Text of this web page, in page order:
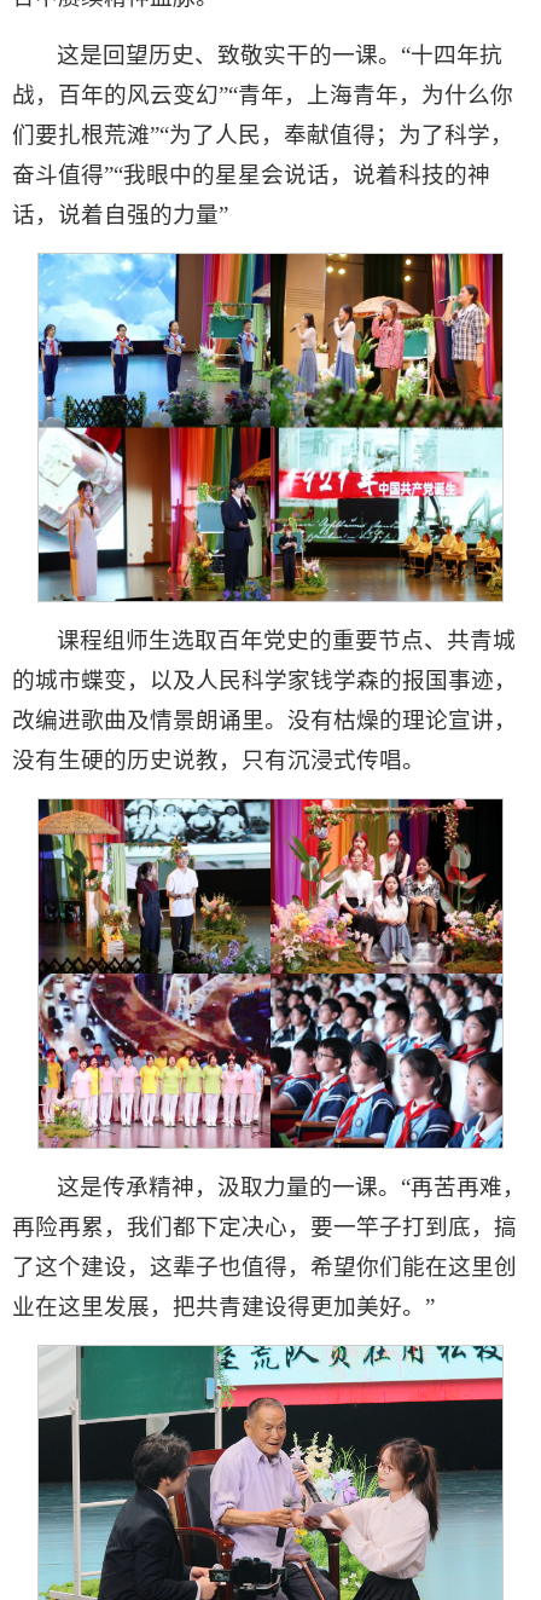
这是回望历史、致敬实干的一课。 “十四年抗
战，百年的风云变幻”“青年，上海青年，为什么你
们要扎根荒滩”“为了人民，奉献值得；为了科学，
奋斗值得”“我眼中的星星会说话，说着科技的神
话，说着自强的力量”
课程组师生选取百年党史的重要节点、共青城
的城市蝶变，以及人民科学家钱学森的报国事迹，
改编进歌曲及情景朗诵里。没有枯燥的理论宣讲，
没有生硬的历史说教，只有沉浸式传唱。
这是传承精神，汲取力量的一课。“再苦再难，
再险再累，我们都下定决心，要一竿子打到底，搞
了这个建设，这辈子也值得，希望你们能在这里创
业在这里发展，把共青建设得更加美好。”